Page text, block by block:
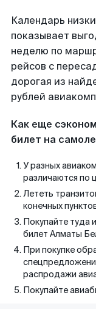
Календарь
показывает
неделю по
рейсов с
дорогая из
рублей
Как еще
билет на
У разных
различаются по
Лететь
конечных
Покупайте туда
билет Алматы
При покупке
распродажи
Покупайте